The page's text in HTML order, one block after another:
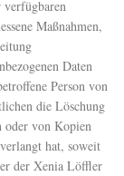
Maßnahmen,
Daten
Person von
die Löschung
oder von Kopien
hat, soweit
der Xenia Löffler